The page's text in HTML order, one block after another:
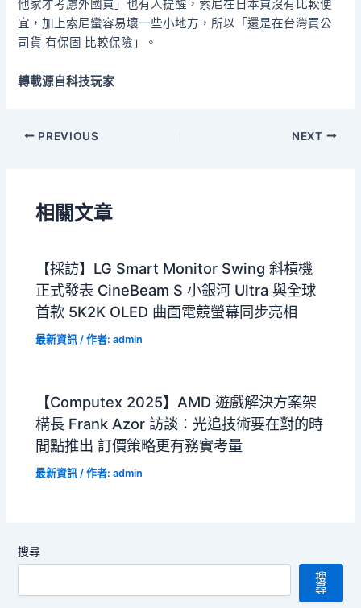
他家才考慮外國買」也有人提醒，索尼在日本買沒有比較便
宜，加上索尼蠻容易壞一些小地方，所以「還是在台灣買公
司貨 有保固 比較保險」。
轉載源自科技玩家
PREVIOUS NEXT
相關文章
【採訪】LG Smart Monitor Swing 斜槓機
正式發表 CineBeam S 小銀河 Ultra 與全球
首款 5K2K OLED 曲面電競螢幕同步亮相
最新資訊 / 作者:admin
【Computex 2025】AMD 遊戲解決方案架
構長 Frank Azor 訪談：光追技術要在對的時
間點推出 訂價策略更有務實考量
最新資訊 / 作者:admin
搜尋
搜
尋